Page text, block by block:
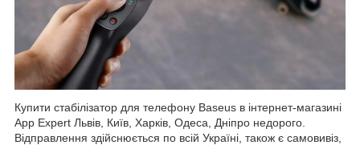
Купити стабілізатор для телефону Baseus в інтернет-магазині
App Expert Львів, Київ, Харків, Одеса, Дніпро недорого.
Відправлення здійснюється по всій Україні, також є самовивіз,